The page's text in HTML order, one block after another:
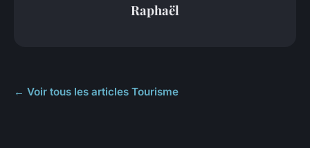
Raphaël
← Voir tous les articles Tourisme